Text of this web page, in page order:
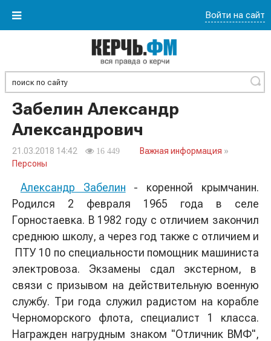
Найти
Войти на сайт
Забелин Александр
Александрович
21.03.2018 14:42 16 449 Важная информация »
Персоны
Александр Забелин - коренной крымчанин.
Родился 2 февраля 1965 года в селе
Горностаевка. В 1982 году с отличием закончил
среднюю школу, а через год также с отличием и
ПТУ 10 по специальности помощник машиниста
электровоза. Экзамены сдал экстерном, в
связи с призывом на действительную военную
службу. Три года служил радистом на корабле
Черноморского флота, специалист 1 класса.
Награжден нагрудным знаком "Отличник ВМФ",